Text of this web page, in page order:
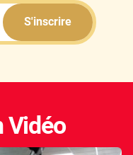
S'inscrire
Vidéo